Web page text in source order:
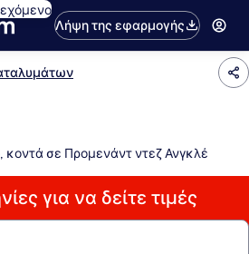
Λήψη της εφαρμογής
κοντά σε Προμενάντ ντεζ Ανγκλέ
για να δείτε τιμές